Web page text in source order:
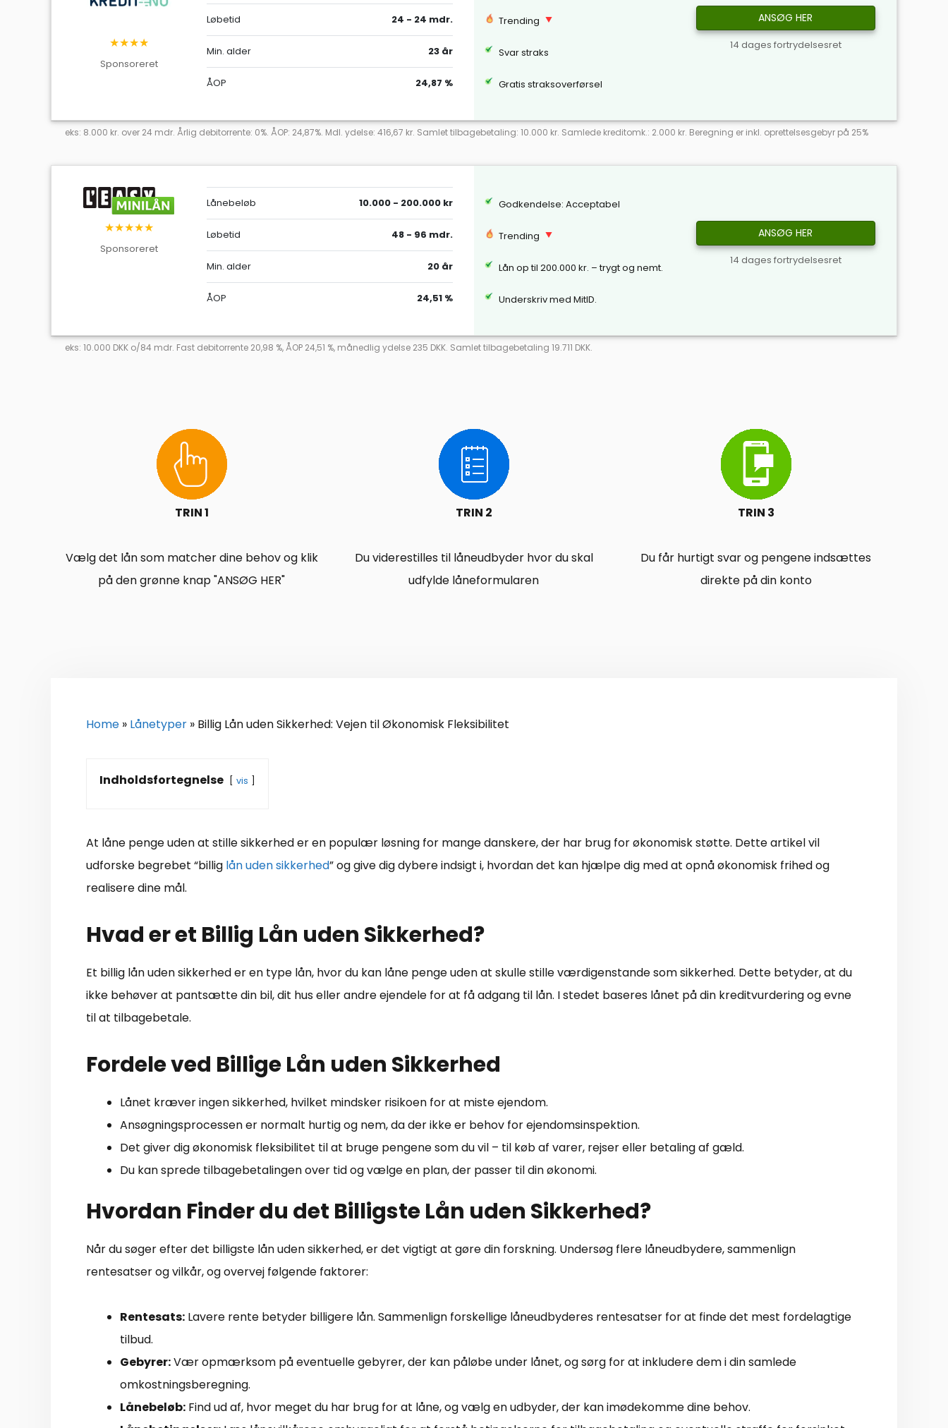
★★★★
Sponsoreret
Løbetid 24 - 24 mdr.
Min. alder 23 år
ÅOP 24,87 %
Trending
Svar straks
Gratis straksoverførsel
ANSØG HER
14 dages fortrydelsesret
eks: 8.000 kr. over 24 mdr. Årlig debitorrente: 0%. ÅOP: 24,87%. Mdl. ydelse: 416,67 kr. Samlet tilbagebetaling: 10.000 kr. Samlede kreditomk.: 2.000 kr. Beregning er inkl. oprettelsesgebyr på 25%
★★★★★
Sponsoreret
Lånebeløb 10.000 - 200.000 kr
Løbetid 48 - 96 mdr.
Min. alder 20 år
ÅOP 24,51 %
Godkendelse: Acceptabel
Trending
Lån op til 200.000 kr. – trygt og nemt.
Underskriv med MitID.
ANSØG HER
14 dages fortrydelsesret
eks: 10.000 DKK o/84 mdr. Fast debitorrente 20,98 %, ÅOP 24,51 %, månedlig ydelse 235 DKK. Samlet tilbagebetaling 19.711 DKK.
TRIN 1
Vælg det lån som matcher dine behov og klik
på den grønne knap "ANSØG HER"
TRIN 2
Du viderestilles til låneudbyder hvor du skal
udfylde låneformularen
TRIN 3
Du får hurtigt svar og pengene indsættes
direkte på din konto
Home » Lånetyper » Billig Lån uden Sikkerhed: Vejen til Økonomisk Fleksibilitet
Indholdsfortegnelse vis
At låne penge uden at stille sikkerhed er en populær løsning for mange danskere, der har brug for økonomisk støtte. Dette artikel vil
udforske begrebet “billig lån uden sikkerhed” og give dig dybere indsigt i, hvordan det kan hjælpe dig med at opnå økonomisk frihed og
realisere dine mål.
Hvad er et Billig Lån uden Sikkerhed?
Et billig lån uden sikkerhed er en type lån, hvor du kan låne penge uden at skulle stille værdigenstande som sikkerhed. Dette betyder, at du
ikke behøver at pantsætte din bil, dit hus eller andre ejendele for at få adgang til lån. I stedet baseres lånet på din kreditvurdering og evne
til at tilbagebetale.
Fordele ved Billige Lån uden Sikkerhed
Lånet kræver ingen sikkerhed, hvilket mindsker risikoen for at miste ejendom.
Ansøgningsprocessen er normalt hurtig og nem, da der ikke er behov for ejendomsinspektion.
Det giver dig økonomisk fleksibilitet til at bruge pengene som du vil – til køb af varer, rejser eller betaling af gæld.
Du kan sprede tilbagebetalingen over tid og vælge en plan, der passer til din økonomi.
Hvordan Finder du det Billigste Lån uden Sikkerhed?
Når du søger efter det billigste lån uden sikkerhed, er det vigtigt at gøre din forskning. Undersøg flere låneudbydere, sammenlign
rentesatser og vilkår, og overvej følgende faktorer:
Rentesats: Lavere rente betyder billigere lån. Sammenlign forskellige låneudbyderes rentesatser for at finde det mest fordelagtige
tilbud.
Gebyrer:Vær opmærksom på eventuelle gebyrer, der kan påløbe under lånet, og sørg for at inkludere dem i din samlede
omkostningsberegning.
Lånebeløb: Find ud af, hvor meget du har brug for at låne, og vælg en udbyder, der kan imødekomme dine behov.